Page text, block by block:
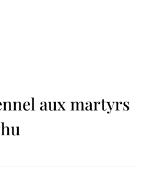
aux martyrs